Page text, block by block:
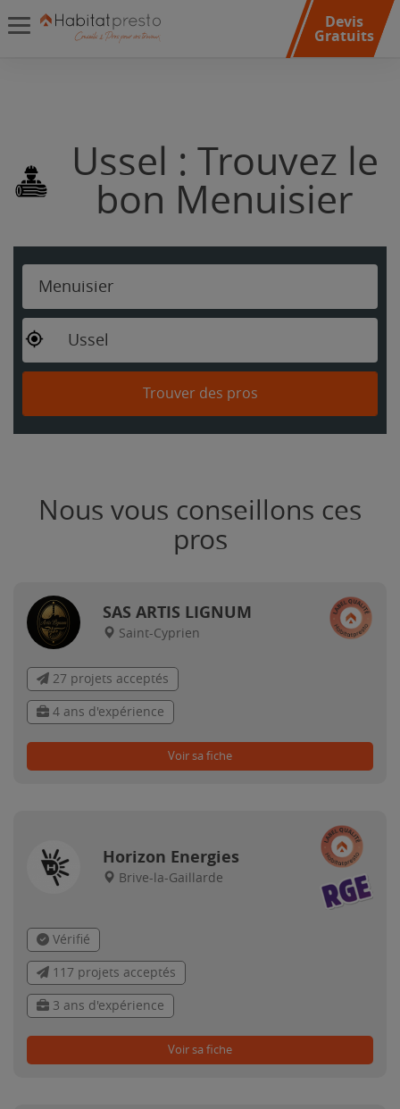
Devis
Gratuits
Ussel : Trouvez le
bon Menuisier
Menuisier
Ussel
Trouver des pros
Nous vous conseillons ces
pros
SAS ARTIS LIGNUM
Saint-Cyprien
27 projets acceptés
4 ans d'expérience
Voir sa fiche
Horizon Energies
Brive-la-Gaillarde
Vérifié
117 projets acceptés
3 ans d'expérience
Voir sa fiche